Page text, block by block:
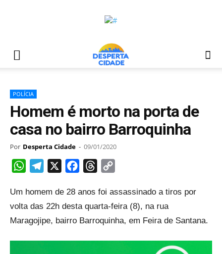
POLÍCIA
Homem é morto na porta de
casa no bairro Barroquinha
Por Desperta Cidade - 09/01/2020
WhatsAppTelegram FacebookThreads
Um homem de 28 anos foi assassinado a tiros por
volta das 22h desta quarta-feira (8), na rua
Maragojipe, bairro Barroquinha, em Feira de Santana.